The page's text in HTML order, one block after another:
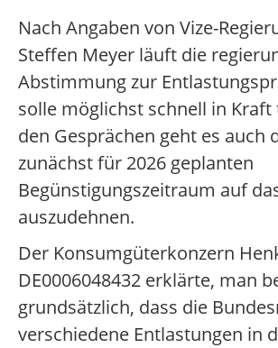
Nach Angaben von Vize-
Steffen Meyer läuft die
Abstimmung zur
solle möglichst schnell in Kraft
den Gesprächen geht es auch
zunächst für 2026 geplanten
Begünstigungszeitraum auf
auszudehnen.
Der Konsumgüterkonzern
DE0006048432 erklärte, man
grundsätzlich, dass die
verschiedene Entlastungen in